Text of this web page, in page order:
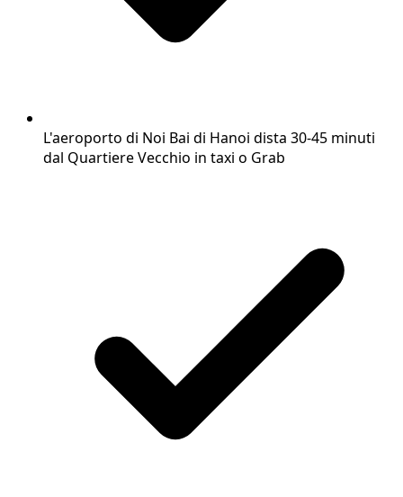
L'aeroporto di Noi Bai di Hanoi dista 30-45 minuti
dal Quartiere Vecchio in taxi o Grab